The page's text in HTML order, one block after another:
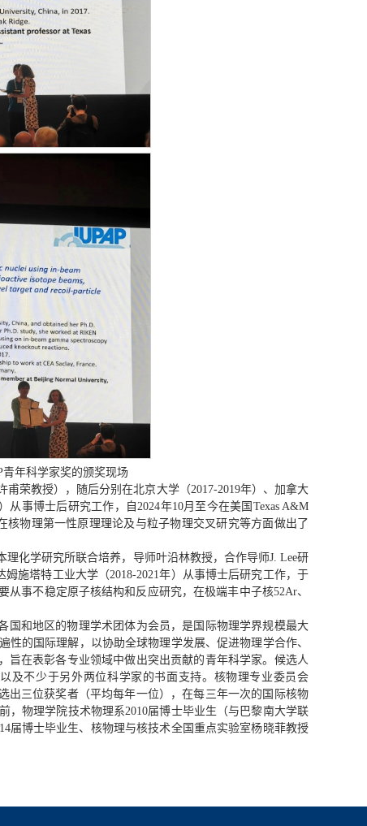
年科学家奖的颁奖现场
荣教授），随后分别在北京大学（2017-2019年）、加拿大
从事博士后研究工作，自2024年10月至今在美国Texas A&M
核物理第一性原理理论及与粒子物理交叉研究等方面做出了
化学研究所联合培养，导师叶沿林教授，合作导师J. Lee研
施塔特工业大学（2018-2021年）从事博士后研究工作，于
事不稳定原子核结构和反应研究，在极端丰中子核52Ar、
国和地区的物理学术团体为会员，是国际物理学界规模最大
的国际理解，以协助全球物理学发展、促进物理学合作、
旨在表彰各专业领域中做出突出贡献的青年科学家。候选人
及不少于另外两位科学家的书面支持。核物理专业委员会
出三位获奖者（平均每年一位），在每三年一次的国际核物
，物理学院技术物理系2010届博士毕业生（与巴黎南大学联
届博士毕业生、核物理与核技术全国重点实验室杨晓菲教授